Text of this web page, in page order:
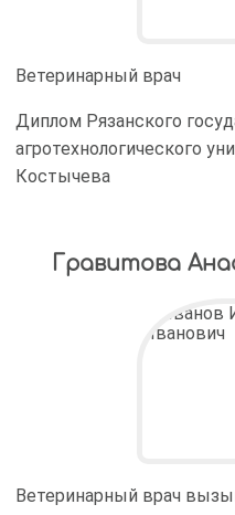
Ветеринарный врач
Диплом Рязанского
агротехнологического
Костычева
Гравитова
Ветеринарный врач